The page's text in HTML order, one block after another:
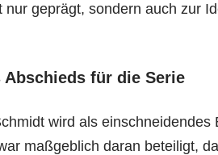
geprägt, sondern auch zur
für die Serie
wird als einschneidendes
maßgeblich daran beteiligt,